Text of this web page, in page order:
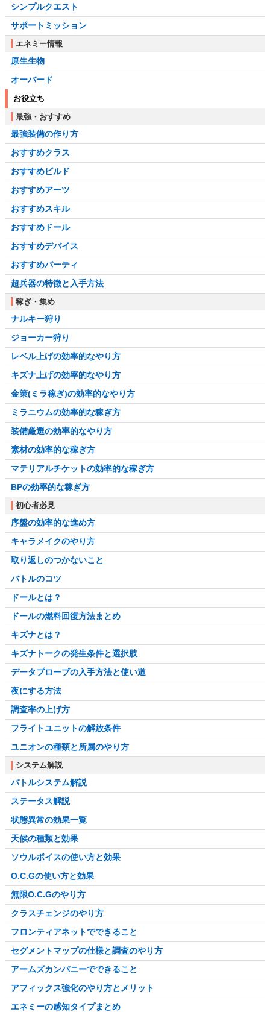
シンプルクエスト
サポートミッション
エネミー情報
原生生物
オーバード
お役立ち
最強・おすすめ
最強装備の作り方
おすすめクラス
おすすめビルド
おすすめアーツ
おすすめスキル
おすすめドール
おすすめデバイス
おすすめパーティ
超兵器の特徴と入手方法
稼ぎ・集め
ナルキー狩り
ジョーカー狩り
レベル上げの効率的なやり方
キズナ上げの効率的なやり方
金策(ミラ稼ぎ)の効率的なやり方
ミラニウムの効率的な稼ぎ方
装備厳選の効率的なやり方
素材の効率的な稼ぎ方
マテリアルチケットの効率的な稼ぎ方
BPの効率的な稼ぎ方
初心者必見
序盤の効率的な進め方
キャラメイクのやり方
取り返しのつかないこと
バトルのコツ
ドールとは？
ドールの燃料回復方法まとめ
キズナとは？
キズナトークの発生条件と選択肢
データプローブの入手方法と使い道
夜にする方法
調査率の上げ方
フライトユニットの解放条件
ユニオンの種類と所属のやり方
システム解説
バトルシステム解説
ステータス解説
状態異常の効果一覧
天候の種類と効果
ソウルボイスの使い方と効果
O.C.Gの使い方と効果
無限O.C.Gのやり方
クラスチェンジのやり方
フロンティアネットでできること
セグメントマップの仕様と調査のやり方
アームズカンパニーでできること
アフィックス強化のやり方とメリット
エネミーの感知タイプまとめ